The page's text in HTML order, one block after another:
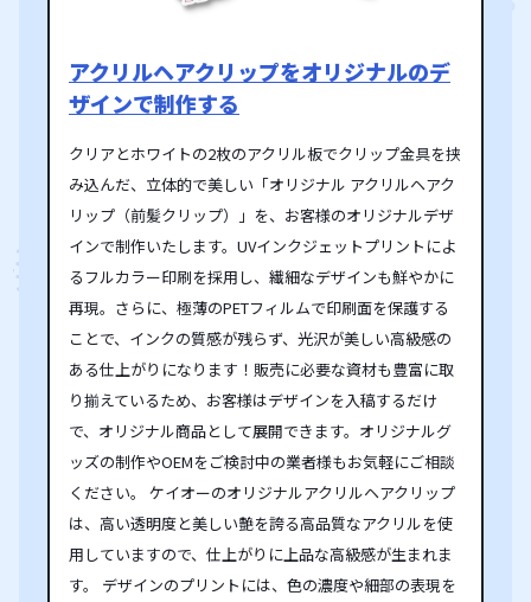
アクリルヘアクリップをオリジナルのデ
ザインで制作する
クリアとホワイトの2枚のアクリル板でクリップ金具を挟
み込んだ、立体的で美しい「オリジナル アクリルヘアク
リップ（前髪クリップ）」を、お客様のオリジナルデザ
インで制作いたします。UVインクジェットプリントによ
るフルカラー印刷を採用し、繊細なデザインも鮮やかに
再現。さらに、極薄のPETフィルムで印刷面を保護する
ことで、インクの質感が残らず、光沢が美しい高級感の
ある仕上がりになります！販売に必要な資材も豊富に取
り揃えているため、お客様はデザインを入稿するだけ
で、オリジナル商品として展開できます。オリジナルグ
ッズの制作やOEMをご検討中の業者様もお気軽にご相談
ください。 ケイオーのオリジナルアクリルヘアクリップ
は、高い透明度と美しい艶を誇る高品質なアクリルを使
用していますので、仕上がりに上品な高級感が生まれま
す。 デザインのプリントには、色の濃度や細部の表現を